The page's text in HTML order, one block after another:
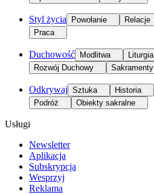
Styl życia Powołanie Relacje
Praca
Duchowość Modlitwa Liturgia
Rozwój Duchowy
Sakramenty
Odkrywaj Sztuka Historia
Podróż
Obiekty sakralne
Usługi
Newsletter
Aplikacja
Subskrypcja
Wesprzyj
Reklama